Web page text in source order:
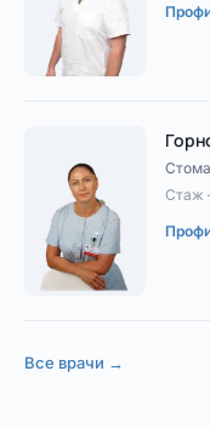
Стаж
Все врачи →